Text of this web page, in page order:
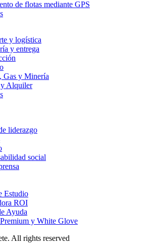
de flotas mediante GPS
y logística
y entrega
Gas y Minería
Alquiler
liderazgo
social
Estudio
ROI
Ayuda
y White Glove
All rights reserved